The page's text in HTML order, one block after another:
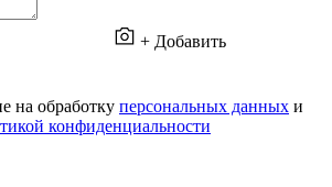
+ Добавить
на обработку персональных данных и
конфиденциальности